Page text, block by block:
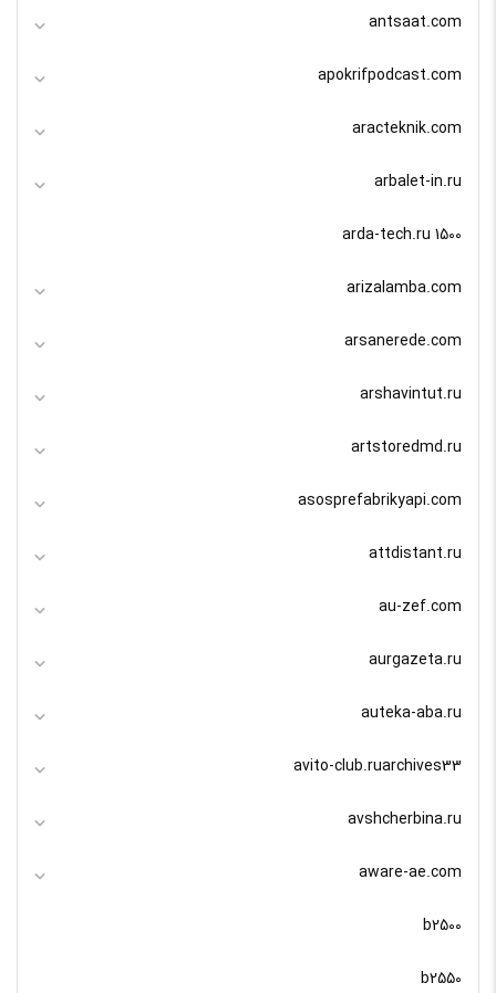
antsaat.com
apokrifpodcast.com
aracteknik.com
arbalet-in.ru
arda-tech.ru 1500
arizalamba.com
arsanerede.com
arshavintut.ru
artstoredmd.ru
asosprefabrikyapi.com
attdistant.ru
au-zef.com
aurgazeta.ru
auteka-aba.ru
avito-club.ruarchives33
avshcherbina.ru
aware-ae.com
b2500
b2550